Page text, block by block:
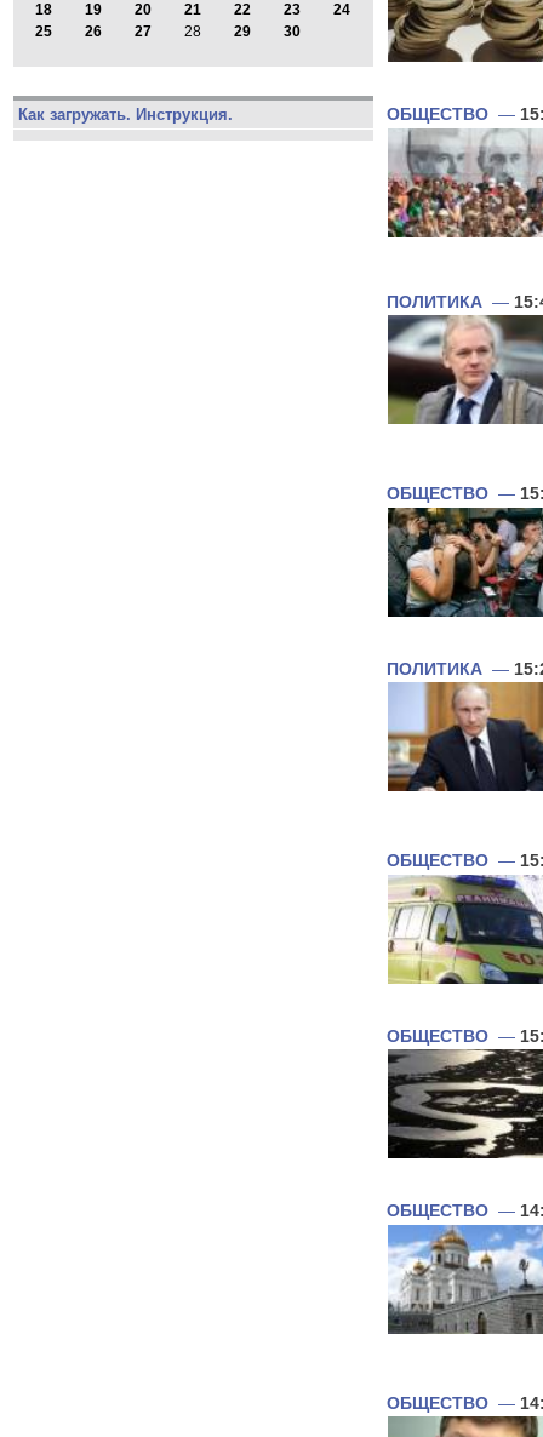
18
19 20 21 22 23
24
25
26 27 28 29 30
Как загружать. Инструкция. ОБЩЕСТВО —
ПОЛИТИКА —
ОБЩЕСТВО —
ПОЛИТИКА —
ОБЩЕСТВО —
ОБЩЕСТВО —
ОБЩЕСТВО —
ОБЩЕСТВО —